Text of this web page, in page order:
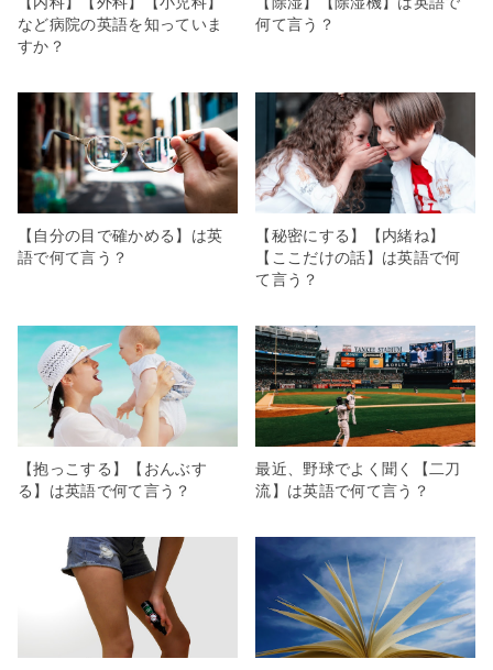
など病院の英語を知っていま
すか？
何て言う？
【自分の目で確かめる】は英
語で何て言う？
【秘密にする】【内緒ね】
【ここだけの話】は英語で何
て言う？
【抱っこする】【おんぶす
る】は英語で何て言う？
最近、野球でよく聞く【二刀
流】は英語で何て言う？